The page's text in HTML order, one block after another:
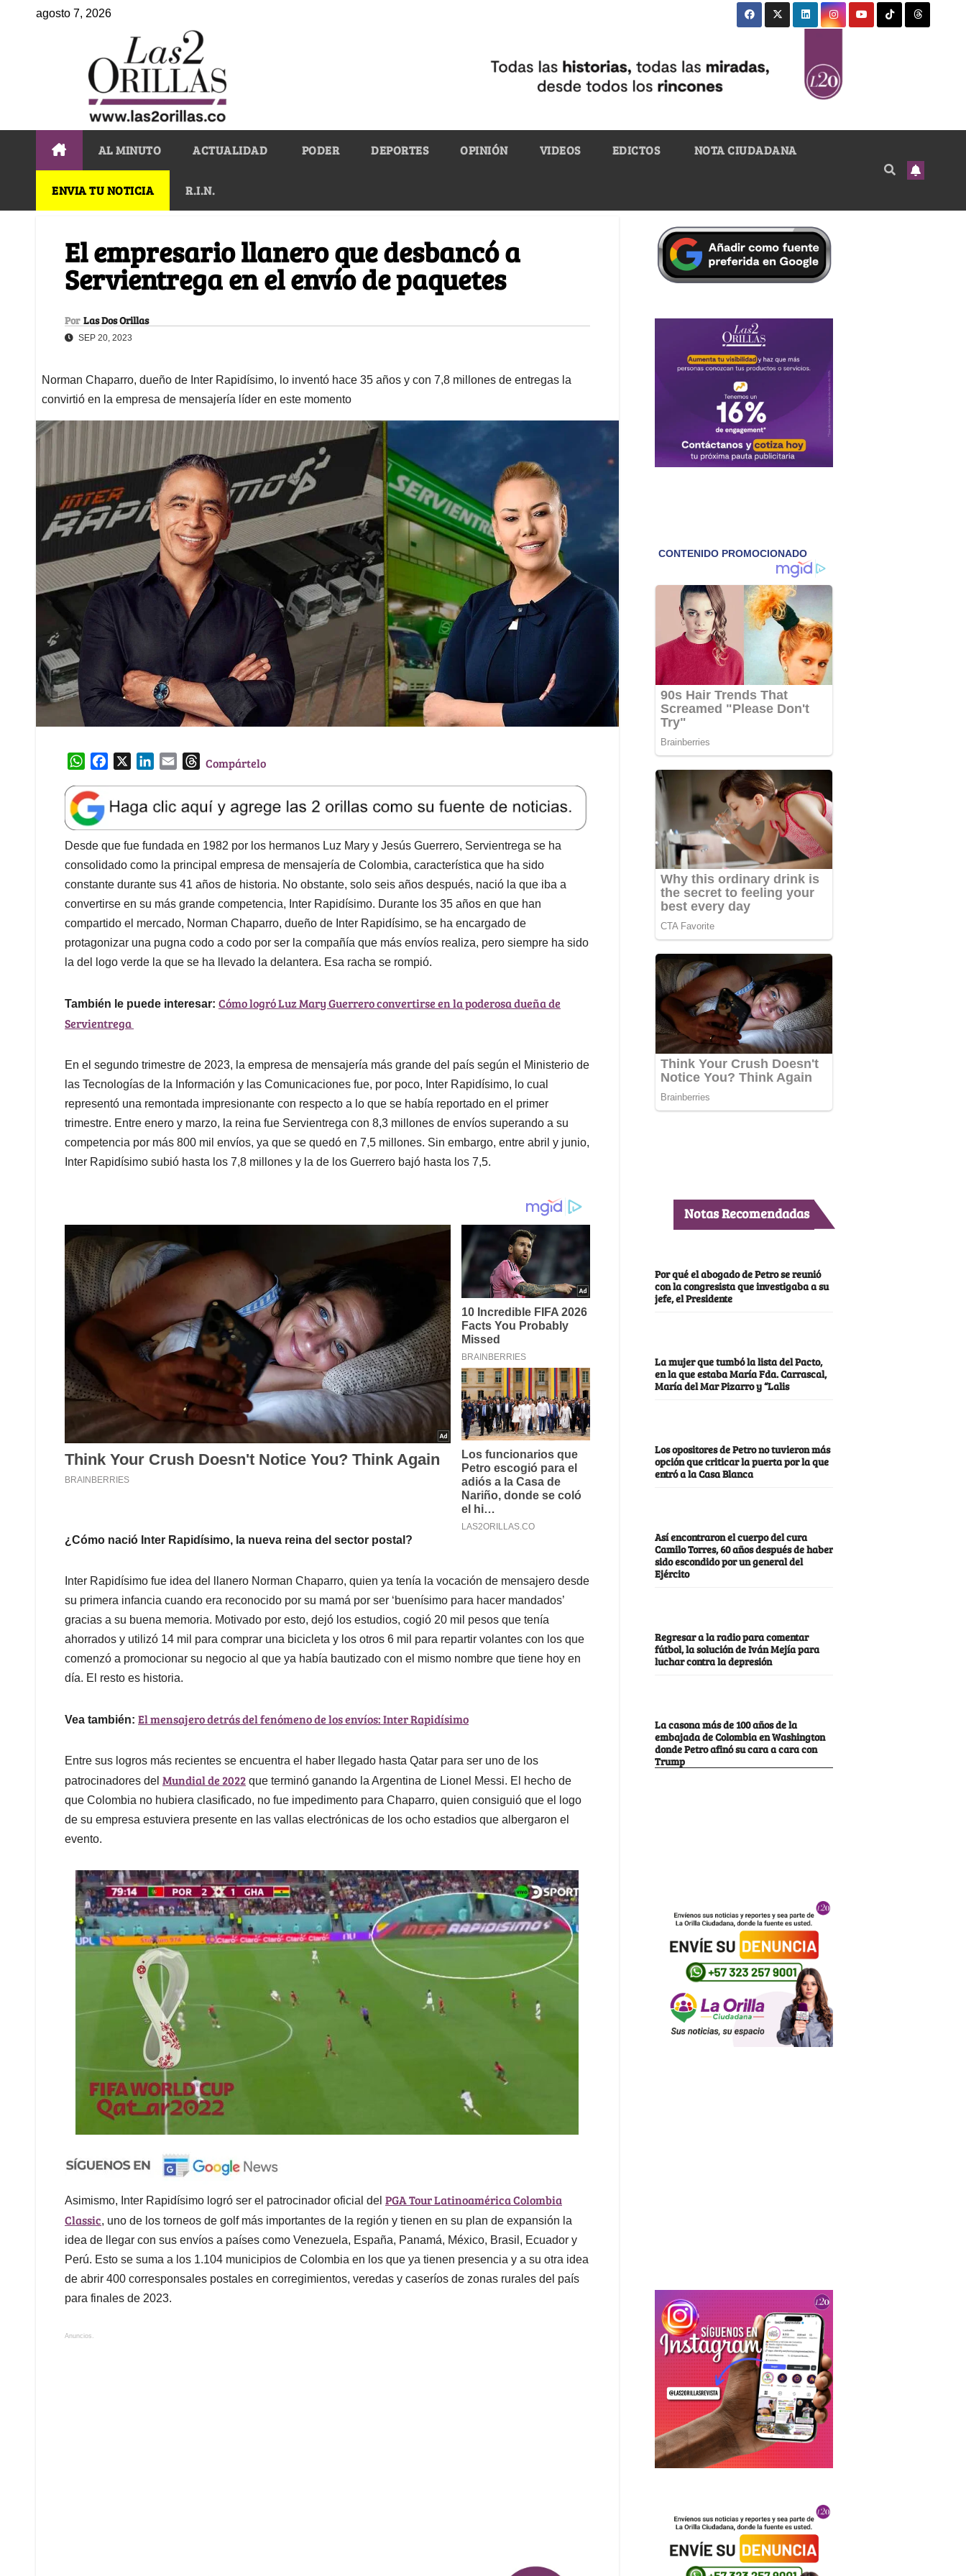
agosto 7, 2026
AL MINUTO ACTUALIDAD PODER DEPORTES OPINIÓN VIDEOS EDICTOS NOTA CIUDADANA
ENVIA TU NOTICIA R.I.N.
El empresario llanero que desbancó a
Servientrega en el envío de paquetes
Por Las Dos Orillas
SEP 20, 2023
Norman Chaparro, dueño de Inter Rapidísimo, lo inventó hace 35 años y con 7,8 millones de entregas la
convirtió en la empresa de mensajería líder en este momento
W
a
t
s
A
p
p
e
b
o
o
k
k
e
d
I
n
l
T
e
a
d
s
Compártelo
Desde que fue fundada en 1982 por los hermanos Luz Mary y Jesús Guerrero, Servientrega se ha
consolidado como la principal empresa de mensajería de Colombia, característica que ha sido
constante durante sus 41 años de historia. No obstante, solo seis años después, nació la que iba a
convertirse en su más grande competencia, Inter Rapidísimo. Durante los 35 años en que han
compartido el mercado, Norman Chaparro, dueño de Inter Rapidísimo, se ha encargado de
protagonizar una pugna codo a codo por ser la compañía que más envíos realiza, pero siempre ha sido
la del logo verde la que se ha llevado la delantera. Esa racha se rompió.
También le puede interesar: Cómo logró Luz Mary Guerrero convertirse en la poderosa dueña de
Servientrega
En el segundo trimestre de 2023, la empresa de mensajería más grande del país según el Ministerio de
las Tecnologías de la Información y las Comunicaciones fue, por poco, Inter Rapidísimo, lo cual
representó una remontada impresionante con respecto a lo que se había reportado en el primer
trimestre. Entre enero y marzo, la reina fue Servientrega con 8,3 millones de envíos superando a su
competencia por más 800 mil envíos, ya que se quedó en 7,5 millones. Sin embargo, entre abril y junio,
Inter Rapidísimo subió hasta los 7,8 millones y la de los Guerrero bajó hasta los 7,5.
¿Cómo nació Inter Rapidísimo, la nueva reina del sector postal?
Inter Rapidísimo fue idea del llanero Norman Chaparro, quien ya tenía la vocación de mensajero desde
su primera infancia cuando era reconocido por su mamá por ser ‘buenísimo para hacer mandados’
gracias a su buena memoria. Motivado por esto, dejó los estudios, cogió 20 mil pesos que tenía
ahorrados y utilizó 14 mil para comprar una bicicleta y los otros 6 mil para repartir volantes con los que
comenzó a promocionar su negocio al que ya había bautizado con el mismo nombre que tiene hoy en
día. El resto es historia.
Vea también: El mensajero detrás del fenómeno de los envíos: Inter Rapidísimo
Entre sus logros más recientes se encuentra el haber llegado hasta Qatar para ser uno de los
patrocinadores del Mundial de 2022 que terminó ganando la Argentina de Lionel Messi. El hecho de
que Colombia no hubiera clasificado, no fue impedimento para Chaparro, quien consiguió que el logo
de su empresa estuviera presente en las vallas electrónicas de los ocho estadios que albergaron el
evento.
Asimismo, Inter Rapidísimo logró ser el patrocinador oficial del PGA Tour Latinoamérica Colombia
Classic, uno de los torneos de golf más importantes de la región y tienen en su plan de expansión la
idea de llegar con sus envíos a países como Venezuela, España, Panamá, México, Brasil, Ecuador y
Perú. Esto se suma a los 1.104 municipios de Colombia en los que ya tienen presencia y a su otra idea
de abrir 400 corresponsales postales en corregimientos, veredas y caseríos de zonas rurales del país
para finales de 2023.
Anuncios.
Notas Recomendadas
Por qué el abogado de Petro se reunió
con la congresista que investigaba a su
jefe, el Presidente
La mujer que tumbó la lista del Pacto,
en la que estaba María Fda. Carrascal,
María del Mar Pizarro y “Lalis
Los opositores de Petro no tuvieron más
opción que criticar la puerta por la que
entró a la Casa Blanca
Así encontraron el cuerpo del cura
Camilo Torres, 60 años después de haber
sido escondido por un general del
Ejército
Regresar a la radio para comentar
fútbol, la solución de Iván Mejía para
luchar contra la depresión
La casona más de 100 años de la
embajada de Colombia en Washington
donde Petro afinó su cara a cara con
Trump